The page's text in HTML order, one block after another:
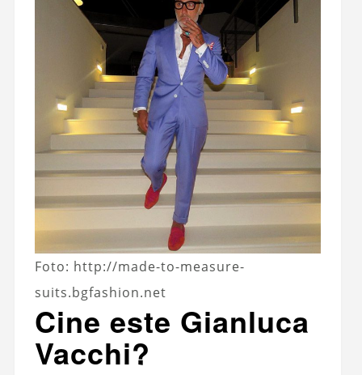
Foto: http://made-to-measure-
suits.bgfashion.net
Cine este Gianluca
Vacchi?